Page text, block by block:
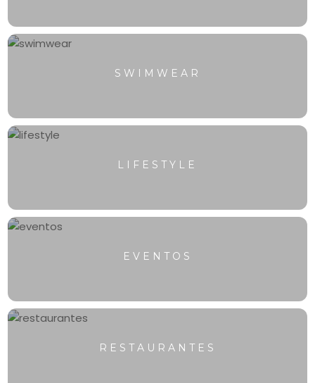
SWIMWEAR
LIFESTYLE
EVENTOS
RESTAURANTES